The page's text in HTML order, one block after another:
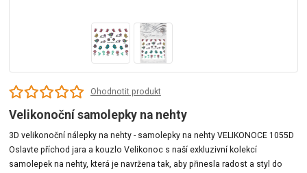
Ohodnotit produkt
Velikonoční samolepky na nehty
3D velikonoční nálepky na nehty - samolepky na nehty VELIKONOCE 1055D
Oslavte příchod jara a kouzlo Velikonoc s naší exkluzivní kolekcí
samolepek na nehty, která je navržena tak, aby přinesla radost a styl do